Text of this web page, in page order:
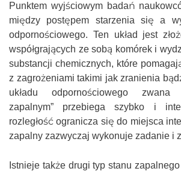
Punktem wyjściowym badań
między postępem starzenia się a
odpornościowego. Ten układ jest
współgrających ze sobą komórek i
substancji chemicznych, które
z zagrożeniami takimi jak zranienia
układu odpornościowego zwana
zapalnym” przebiega szybko i
rozległość ogranicza się do miejsca
zapalny zazwyczaj wykonuje zadanie i
Istnieje także drugi typ stanu zapalnego